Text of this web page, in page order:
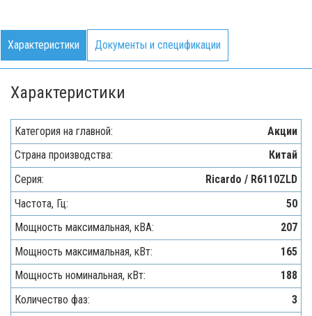
Характеристики Документы и спецификации
Характеристики
Категория на главной:
Акции
Страна производства:
Китай
Серия:
Ricardo / R6110ZLD
Частота, Гц:
50
Мощность максимальная, кВA:
207
Мощность максимальная, кВт:
165
Мощность номинальная, кВт:
188
Количество фаз:
3